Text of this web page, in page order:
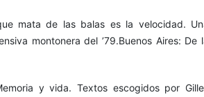
mata de las balas es la velocidad.
montonera del ’79.Buenos Aires: De
y vida. Textos escogidos por